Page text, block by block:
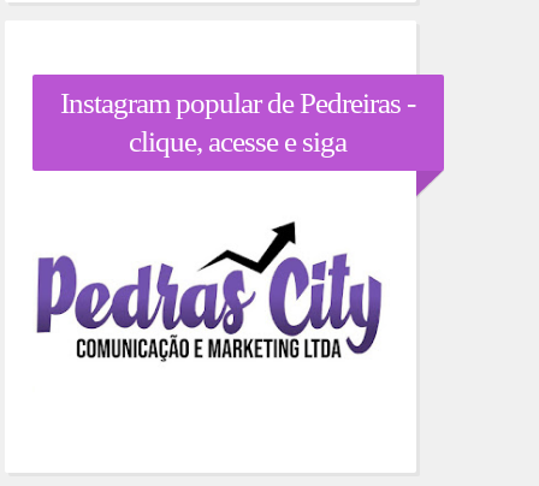
Instagram popular de Pedreiras -
clique, acesse e siga